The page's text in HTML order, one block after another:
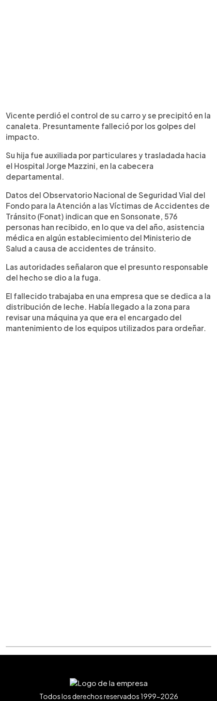
Vicente perdió el control de su carro y se precipitó en la
canaleta. Presuntamente falleció por los golpes del
impacto.
Su hija fue auxiliada por particulares y trasladada hacia
el Hospital Jorge Mazzini, en la cabecera
departamental.
Datos del Observatorio Nacional de Seguridad Vial del
Fondo para la Atención a las Víctimas de Accidentes de
Tránsito (Fonat) indican que en Sonsonate, 576
personas han recibido, en lo que va del año, asistencia
médica en algún establecimiento del Ministerio de
Salud a causa de accidentes de tránsito.
Las autoridades señalaron que el presunto responsable
del hecho se dio a la fuga.
El fallecido trabajaba en una empresa que se dedica a la
distribución de leche. Había llegado a la zona para
revisar una máquina ya que era el encargado del
mantenimiento de los equipos utilizados para ordeñar.
Todos los derechos reservados 1999-2026